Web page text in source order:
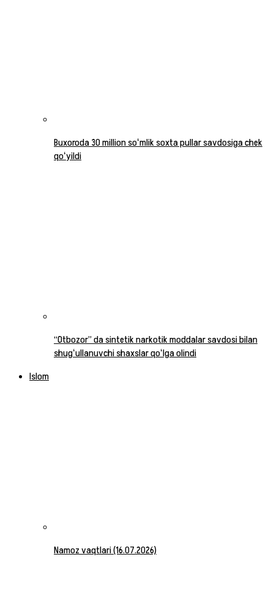
Buxoroda 30 million soʻmlik soxta pullar savdosiga chek
qoʻyildi
“Otbozor” da sintetik narkotik moddalar savdosi bilan
shugʻullanuvchi shaxslar qoʻlga olindi
Islom
Namoz vaqtlari (16.07.2026)